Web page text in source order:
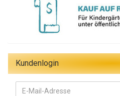
Kundenlogin
E-